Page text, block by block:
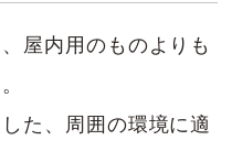
屋内用のものよりも
た、周囲の環境に適